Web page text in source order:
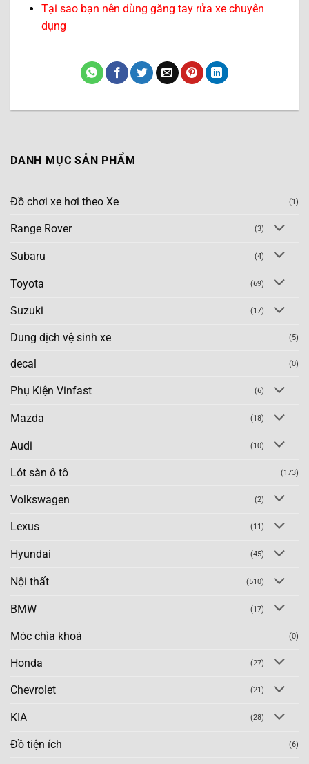
Tại sao bạn nên dùng găng tay rửa xe chuyên
dụng
DANH MỤC SẢN PHẨM
Đồ chơi xe hơi theo Xe (1)
Range Rover (3)
Subaru (4)
Toyota (69)
Suzuki (17)
Dung dịch vệ sinh xe (5)
decal (0)
Phụ Kiện Vinfast (6)
Mazda (18)
Audi (10)
Lót sàn ô tô (173)
Volkswagen (2)
Lexus (11)
Hyundai (45)
Nội thất (510)
BMW (17)
Móc chìa khoá (0)
Honda (27)
Chevrolet (21)
KIA (28)
Đồ tiện ích (6)